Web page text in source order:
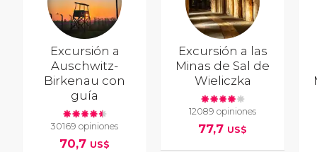
Excursión a
Auschwitz-
Birkenau con
guía
30169 opiniones
70,7 US$
Excursión a las
Minas de Sal de
Wieliczka
12089 opiniones
77,7 US$